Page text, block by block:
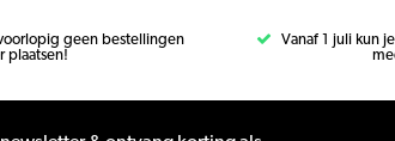
geen bestellingen
plaatsen!
Vanaf 1 juli kun